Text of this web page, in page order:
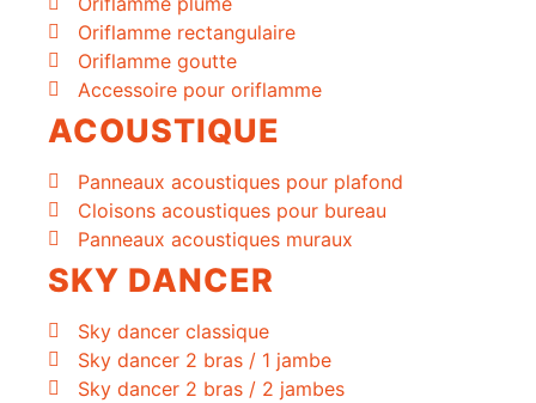
Oriflamme rectangulaire
Oriflamme goutte
Accessoire pour oriflamme
ACOUSTIQUE
Panneaux acoustiques pour plafond
Cloisons acoustiques pour bureau
Panneaux acoustiques muraux
SKY DANCER
Sky dancer classique
Sky dancer 2 bras / 1 jambe
Sky dancer 2 bras / 2 jambes